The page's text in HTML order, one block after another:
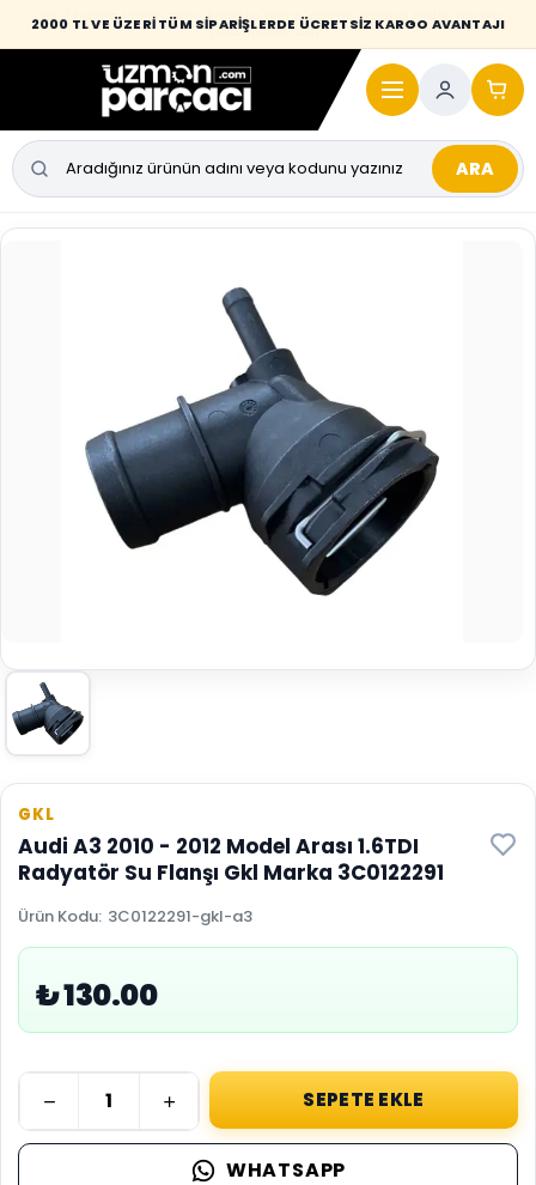
2000 TL VE ÜZERİ TÜM SİPARİŞLERDE ÜCRETSİZ KARGO AVANTAJI
Desi / hacim sınırını aşan kaporta parçalarında taşıma bedeli alıcıya
yansıtılmaktadır.
ARA
GKL
Audi A3 2010 - 2012 Model Arası 1.6TDI
Radyatör Su Flanşı Gkl Marka 3C0122291
Ürün Kodu: 3C0122291-gkl-a3
₺ 130.00
SEPETE EKLE
WHATSAPP